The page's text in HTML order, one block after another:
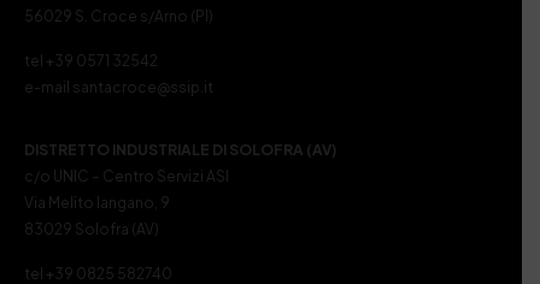
56029 S. Croce s/Arno (PI)
tel +39 0571 32542
e-mail santacroce@ssip.it
DISTRETTO INDUSTRIALE DI SOLOFRA (AV)
c/o UNIC – Centro Servizi ASI
Via Melito Iangano, 9
83029 Solofra (AV)
tel +39 0825 582740